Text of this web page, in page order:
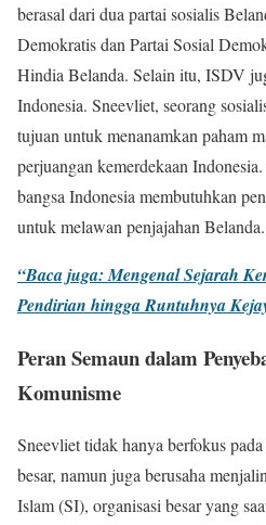
berasal dari dua partai sosialis
Demokratis dan Partai Sosial
Hindia Belanda. Selain itu, ISDV
Indonesia. Sneevliet, seorang
tujuan untuk menanamkan paham
perjuangan kemerdekaan
bangsa Indonesia membutuhkan
untuk melawan penjajahan Belanda.
“Baca juga: Mengenal Sejarah
Pendirian hingga Runtuhnya
Peran Semaun dalam
Komunisme
Sneevliet tidak hanya berfokus
besar, namun juga berusaha
Islam (SI), organisasi besar yang